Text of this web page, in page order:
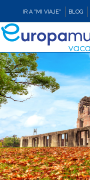
IR A "MI VIAJE" BLOG